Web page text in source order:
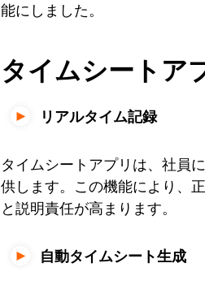
能にしました。
タイムシートア
リアルタイム記録
タイムシートアプリは、社員
供します。この機能により、
と説明責任が高まります。
自動タイムシート生成